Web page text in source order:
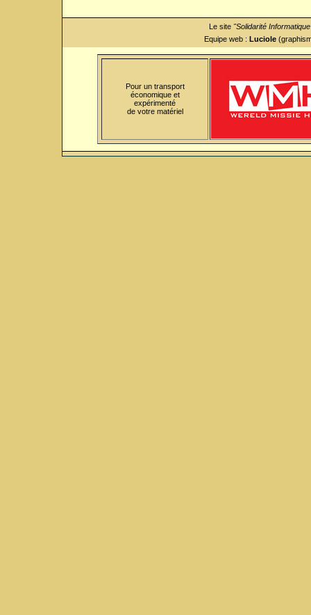
Le site "Solidarité
Equipe web : Luciole
Pour un transport
économique et
expérimenté
de votre matériel